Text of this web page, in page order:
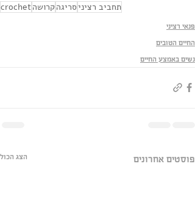
תחביב רציניסריגה קרושהcrochet
פנאי רציני
החיים הטובים
נשים באמצע החיים
פוסטים אחרונים הצג הכול